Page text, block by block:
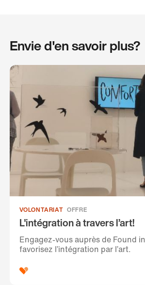
Envie d'en savoir plus?
VOLONTARIAT OFFRE
L'intégration à travers l’art!
Engagez-vous auprès de Found
favorisez l’intégration par l’art.